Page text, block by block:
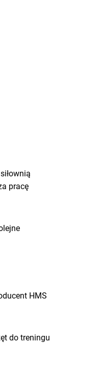
pracę
HMS
do treningu